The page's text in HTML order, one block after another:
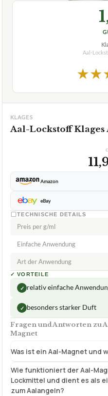
Aal-
★★
KLAGES
Aal-Lockstoff
Amazon
eBay
TECHNISCHE DETAILS
Preis per g/ml
Einfache Anwendung
Art der Anwendung
✓ VORTEILE
✓ relativ einfache
✓ besonders starker Duft
Fragen und Antworten zu
Magnet
Was ist ein Aal-Magnet und
Wie funktioniert der Aal-
Lockmittel und dient es als
zum Aalangeln?